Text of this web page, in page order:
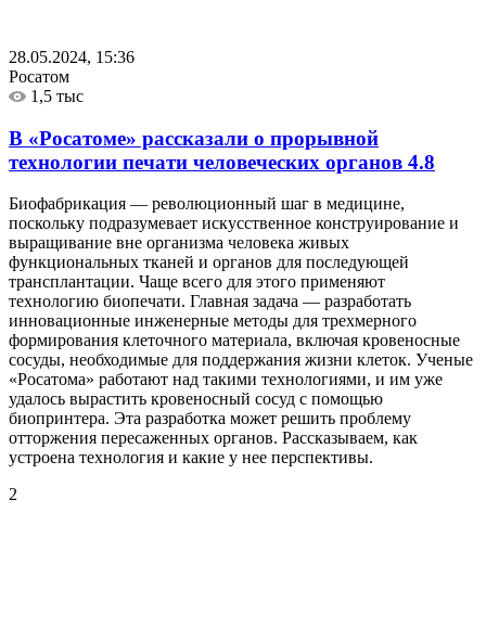
28.05.2024, 15:36
Росатом
1,5 тыс
В «Росатоме» рассказали о прорывной
технологии печати человеческих органов 4.8
Биофабрикация — революционный шаг в медицине,
поскольку подразумевает искусственное конструирование и
выращивание вне организма человека живых
функциональных тканей и органов для последующей
трансплантации. Чаще всего для этого применяют
технологию биопечати. Главная задача — разработать
инновационные инженерные методы для трехмерного
формирования клеточного материала, включая кровеносные
сосуды, необходимые для поддержания жизни клеток. Ученые
«Росатома» работают над такими технологиями, и им уже
удалось вырастить кровеносный сосуд с помощью
биопринтера. Эта разработка может решить проблему
отторжения пересаженных органов. Рассказываем, как
устроена технология и какие у нее перспективы.
2